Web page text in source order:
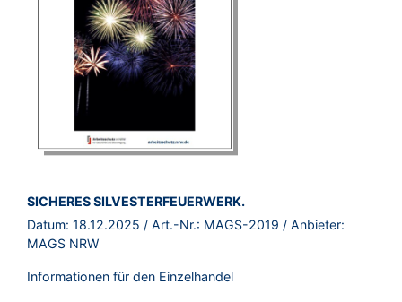
BROSCHÜRE:
SICHERES SILVESTERFEUERWERK.
Datum: 18.12.2025 / Art.-Nr.: MAGS-2019 / Anbieter:
MAGS NRW
Informationen für den Einzelhandel